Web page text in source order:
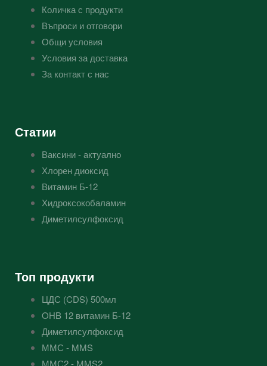
Количка с продукти
Въпроси и отговори
Общи условия
Условия за доставка
За контакт с нас
Статии
Ваксини - актуално
Хлорен диоксид
Витамин Б-12
Хидроксокобаламин
Диметилсулфоксид
Топ продукти
ЦДС (CDS) 500мл
OHB 12 витамин Б-12
Диметилсулфоксид
ММС - MMS
ММС2 - MMS2